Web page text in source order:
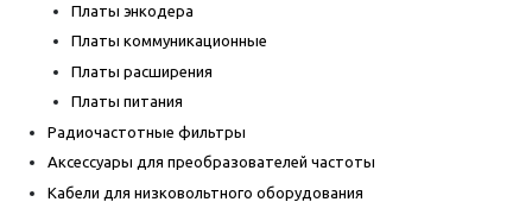
Платы энкодера
Платы коммуникационные
Платы расширения
Платы питания
Радиочастотные фильтры
Аксессуары для преобразователей частоты
Кабели для низковольтного оборудования